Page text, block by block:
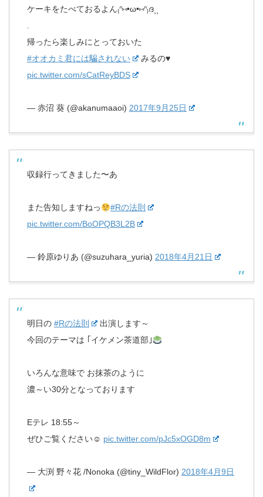
ケーキをたべておるよん₍ᐢ⑅•ω•⑅ᐢ₎ദ⸒⸒
帰ったら楽しみにとっておいた
#オオカミ君には騙されない
みるの♥️
pic.twitter.com/sCatReyBDS
— 赤沼 葵 (@akanumaaoi) 2017年9月25日
収録行ってきました〜あ
また告知しますねっ
#Rの法則
pic.twitter.com/BoOPQB3L2B
— 鈴原ゆりあ (@suzuhara_yuria) 2018年4月21日
明日の #Rの法則
出演します～
今回のテーマは ｢イケメン茶道部｣
いろんな意味で お抹茶のように
濃～い30分となっております
Eテレ 18:55～
ぜひご覧ください☺︎ pic.twitter.com/pJc5xOGD8m
— 大渕 野々花 /Nonoka (@tiny_WildFlor) 2018年4月9日